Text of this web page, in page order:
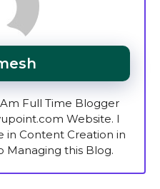
Full Time Blogger
Website. I
in Content Creation in
Managing this Blog.